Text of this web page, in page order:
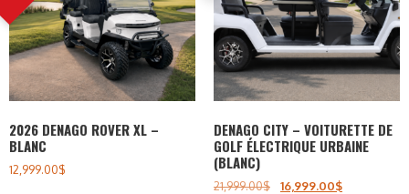
2026 DENAGO ROVER XL –
BLANC
12,999.00$
DENAGO CITY – VOITURETTE DE
GOLF ÉLECTRIQUE URBAINE
(BLANC)
21,999.00$ 16,999.00$